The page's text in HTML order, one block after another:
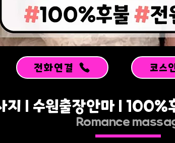
전화연결 코스
지 l 수원출장안마 l 100%
Romance